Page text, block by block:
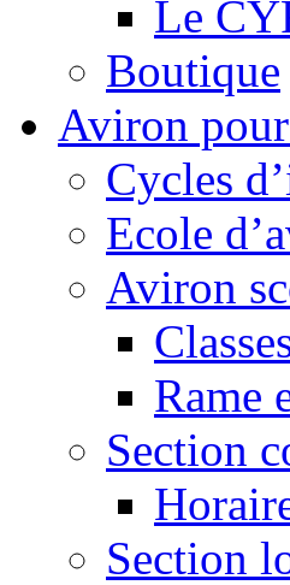
Le
Boutique
Aviron
Cycles
Ecole
Aviron
Rame
Section
Section